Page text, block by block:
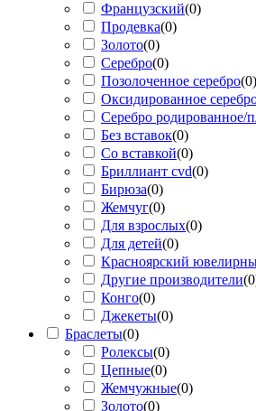
Французский(0)
Продевка(0)
Золото(0)
Серебро(0)
Позолоченное серебро(0)
Оксидированное
Серебро родированное/
Без вставок(0)
Со вставкой(0)
Бриллиант cvd(0)
Бирюза(0)
Жемчуг(0)
Для взрослых(0)
Для детей(0)
Красноярский
Другие производители(0
Конго(0)
Джекеты(0)
Браслеты(0)
Ролексы(0)
Цепные(0)
Жемчужные(0)
Золото(0)